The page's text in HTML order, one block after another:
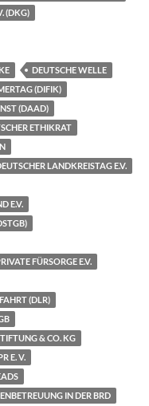
(DKG)
DEUTSCHE WELLE
(DIFIK)
(DAAD)
ETHIKRAT
LANDKREISTAG E.V.
E.V.
FÜRSORGE E.V.
(DLR)
& CO. KG
E. V.
IN DER BRD